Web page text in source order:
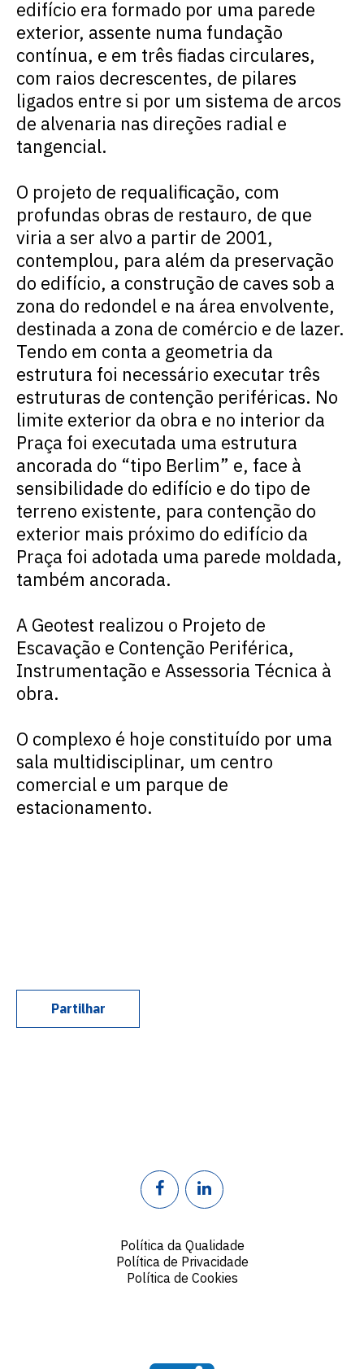
edifício era formado por uma parede
exterior, assente numa fundação
contínua, e em três fiadas circulares,
com raios decrescentes, de pilares
ligados entre si por um sistema de arcos
de alvenaria nas direções radial e
tangencial.
O projeto de requalificação, com
profundas obras de restauro, de que
viria a ser alvo a partir de 2001,
contemplou, para além da preservação
do edifício, a construção de caves sob a
zona do redondel e na área envolvente,
destinada a zona de comércio e de lazer.
Tendo em conta a geometria da
estrutura foi necessário executar três
estruturas de contenção periféricas. No
limite exterior da obra e no interior da
Praça foi executada uma estrutura
ancorada do “tipo Berlim” e, face à
sensibilidade do edifício e do tipo de
terreno existente, para contenção do
exterior mais próximo do edifício da
Praça foi adotada uma parede moldada,
também ancorada.
A Geotest realizou o Projeto de
Escavação e Contenção Periférica,
Instrumentação e Assessoria Técnica à
obra.
O complexo é hoje constituído por uma
sala multidisciplinar, um centro
comercial e um parque de
estacionamento.
Partilhar
Política da Qualidade
Política de Privacidade
Política de Cookies